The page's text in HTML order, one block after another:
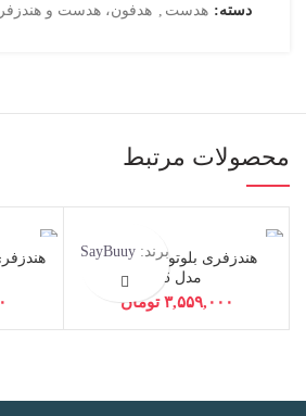
دسته: هدست هدفون، هدست و
محصولات مرتبط
هندزفری بلوتوثی سی بای
مدل C6
تومان
برند: SayBuuy